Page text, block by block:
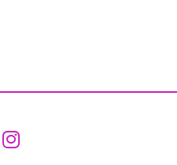
Aceder ao
Aceder ao